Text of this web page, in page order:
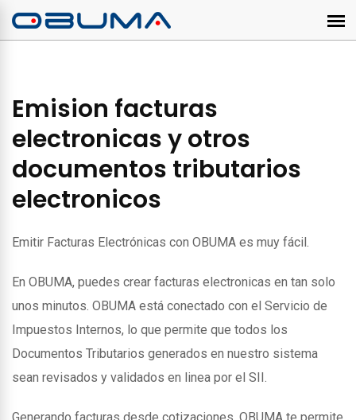
Emision facturas
electronicas y otros
documentos tributarios
electronicos
Emitir Facturas Electrónicas con OBUMA es muy fácil.
En OBUMA, puedes crear facturas electronicas en tan solo
unos minutos. OBUMA está conectado con el Servicio de
Impuestos Internos, lo que permite que todos los
Documentos Tributarios generados en nuestro sistema
sean revisados y validados en linea por el SII.